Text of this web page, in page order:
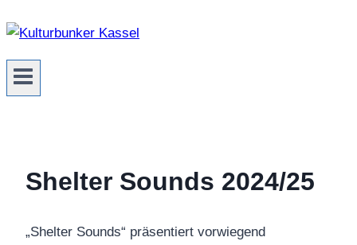
Inhalt
springen
Shelter Sounds 2024/25
„Shelter Sounds“ präsentiert vorwiegend